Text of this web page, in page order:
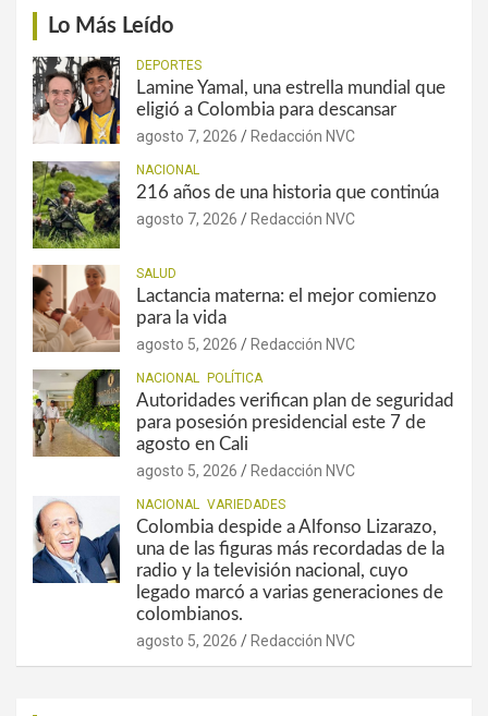
Lo Más Leído
DEPORTES
Lamine Yamal, una estrella mundial que
eligió a Colombia para descansar
agosto 7, 2026 Redacción NVC
NACIONAL
216 años de una historia que continúa
agosto 7, 2026 Redacción NVC
SALUD
Lactancia materna: el mejor comienzo
para la vida
agosto 5, 2026 Redacción NVC
NACIONAL POLÍTICA
Autoridades verifican plan de seguridad
para posesión presidencial este 7 de
agosto en Cali
agosto 5, 2026 Redacción NVC
NACIONAL VARIEDADES
Colombia despide a Alfonso Lizarazo,
una de las figuras más recordadas de la
radio y la televisión nacional, cuyo
legado marcó a varias generaciones de
colombianos.
agosto 5, 2026 Redacción NVC